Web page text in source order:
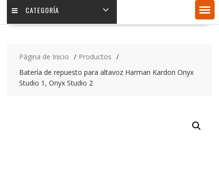
CATEGORÍA
Página de Inicio
Productos
Batería de repuesto para altavoz Harman Kardon Onyx
Studio 1, Onyx Studio 2